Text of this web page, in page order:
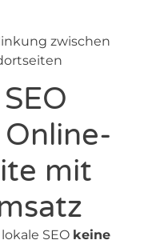
zwischen
mit
SEO keine